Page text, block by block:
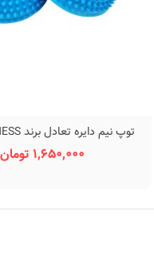
نمایش سریع
توپ نیم دایره تعادل برند MEGAFITNESS
1,650,000 تومان